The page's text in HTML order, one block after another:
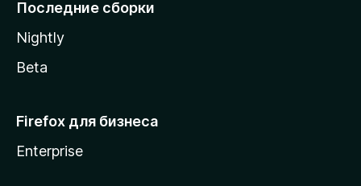
Последние сборки
Nightly
Beta
Firefox для бизнеса
Enterprise